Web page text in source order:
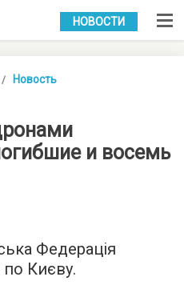
УКР РУС
НОВОСТИ
Новость
и восемь
Федерація
по Києву.